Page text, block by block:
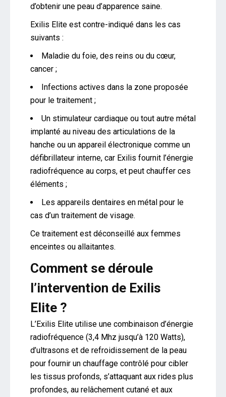
d’obtenir une peau d’apparence saine.
Exilis Elite est contre-indiqué dans les cas
suivants :
Maladie du foie, des reins ou du cœur,
cancer ;
Infections actives dans la zone proposée
pour le traitement ;
Un stimulateur cardiaque ou tout autre métal
implanté au niveau des articulations de la
hanche ou un appareil électronique comme un
défibrillateur interne, car Exilis fournit l’énergie
radiofréquence au corps, et peut chauffer ces
éléments ;
Les appareils dentaires en métal pour le
cas d’un traitement de visage.
Ce traitement est déconseillé aux femmes
enceintes ou allaitantes.
Comment se déroule
l’intervention de Exilis
Elite ?
L’Exilis Elite utilise une combinaison d’énergie
radiofréquence (3,4 Mhz jusqu’à 120 Watts),
d’ultrasons et de refroidissement de la peau
pour fournir un chauffage contrôlé pour cibler
les tissus profonds, s’attaquant aux rides plus
profondes, au relâchement cutané et aux